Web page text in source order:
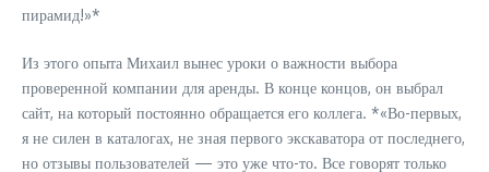
пирамид!»*
Из этого опыта Михаил вынес уроки о важности выбора
проверенной компании для аренды. В конце концов, он выбрал
сайт, на который постоянно обращается его коллега. *«Во-первых,
я не силен в каталогах, не зная первого экскаватора от последнего,
но отзывы пользователей — это уже что-то. Все говорят только